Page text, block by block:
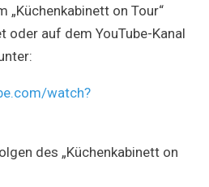
„Küchenkabinett on Tour“
oder auf dem YouTube-Kanal
watch?
des „Küchenkabinett on